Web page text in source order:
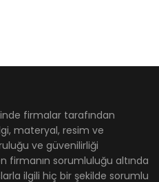
firmalar tarafından
materyal, resim ve
ve güvenilirliği
firmanın sorumluluğu altında
ilgili hiç bir şekilde sorumlu